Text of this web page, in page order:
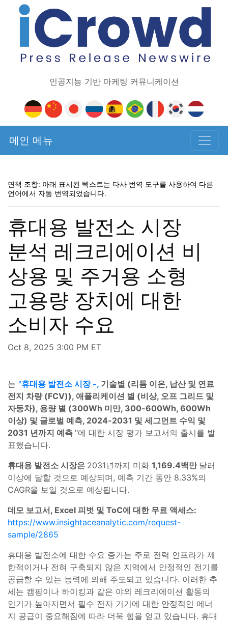
인공지능 기반 마케팅 커뮤니케이션
메인 메뉴
면책 조항: 아래 표시된 텍스트는 타사 번역 도구를 사용하여 다른
언어에서 자동 번역되었습니다.
휴대용 발전소 시장
분석 레크리에이션 비
상용 및 주거용 소형
고용량 장치에 대한
소비자 수요
Oct 8, 2025 3:00 PM ET
는 "휴대용 발전소 시장 -, 기술별 (리튬 이온, 납산 및 연료
전지 차량 (FCV)), 애플리케이션 별 (비상, 오프 그리드 및
자동차), 용량 별 (300Wh 미만, 300-600Wh, 600Wh
이상) 및 글로벌 예측, 2024-2031 및 세그먼트 수익 및
2031 년까지 예측 "에 대한 시장 평가 보고서의 출시를 발
표했습니다.
휴대용 발전소 시장은 2031년까지 미화 1,169.4백만 달러
이상에 달할 것으로 예상되며, 예측 기간 동안 8.33%의
CAGR을 보일 것으로 예상됩니다.
데모 보고서, Excel 피벗 및 ToC에 대한 무료 액세스:
https://www.insightaceanalytic.com/request-
sample/2865
휴대용 발전소에 대한 수요 증가는 주로 전력 인프라가 제
한적이거나 전혀 구축되지 않은 지역에서 안정적인 전기를
공급할 수 있는 능력에 의해 주도되고 있습니다. 이러한 추
세는 캠핑이나 하이킹과 같은 야외 레크리에이션 활동의
인기가 높아지면서 필수 전자 기기에 대한 안정적인 에너
지 공급이 중요해짐에 따라 더욱 힘을 얻고 있습니다. 휴대